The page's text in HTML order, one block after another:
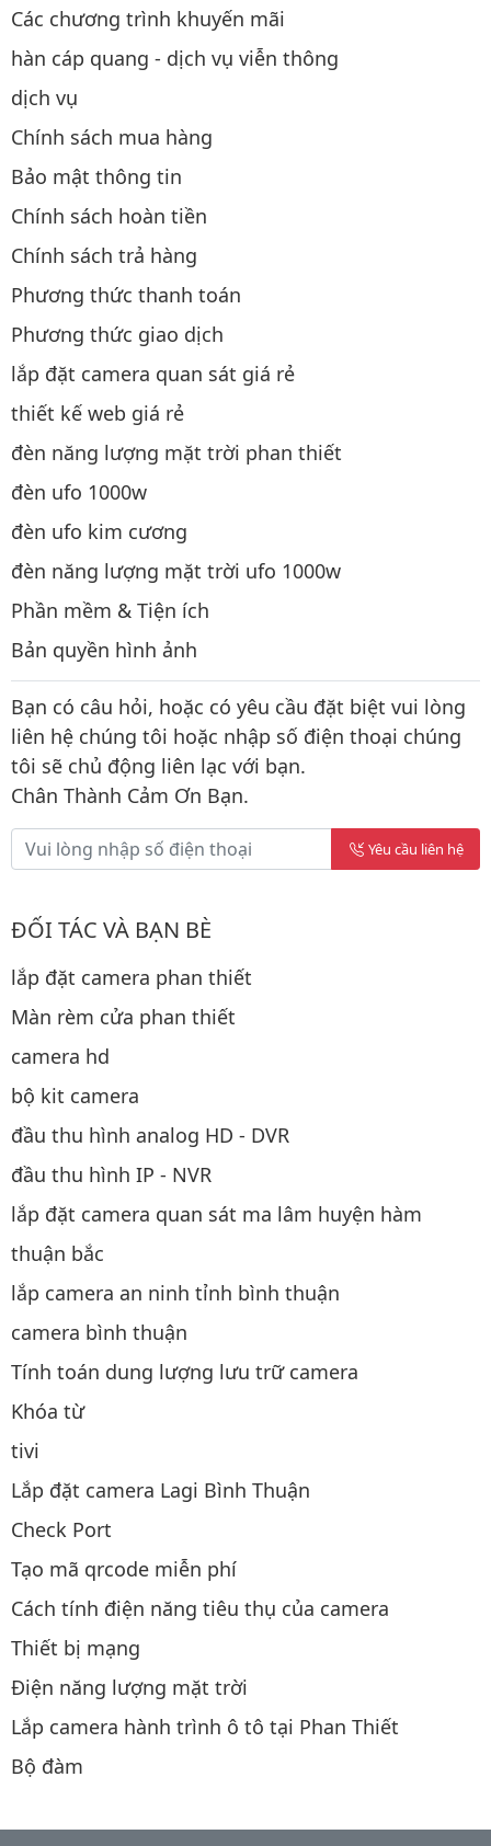
Các chương trình khuyến mãi
hàn cáp quang - dịch vụ viễn thông
dịch vụ
Chính sách mua hàng
Bảo mật thông tin
Chính sách hoàn tiền
Chính sách trả hàng
Phương thức thanh toán
Phương thức giao dịch
lắp đặt camera quan sát giá rẻ
thiết kế web giá rẻ
đèn năng lượng mặt trời phan thiết
đèn ufo 1000w
đèn ufo kim cương
đèn năng lượng mặt trời ufo 1000w
Phần mềm & Tiện ích
Bản quyền hình ảnh
Bạn có câu hỏi, hoặc có yêu cầu đặt biệt vui lòng
liên hệ chúng tôi hoặc nhập số điện thoại chúng
tôi sẽ chủ động liên lạc với bạn.
Chân Thành Cảm Ơn Bạn.
Yêu cầu liên hệ
ĐỐI TÁC VÀ BẠN BÈ
lắp đặt camera phan thiết
Màn rèm cửa phan thiết
camera hd
bộ kit camera
đầu thu hình analog HD - DVR
đầu thu hình IP - NVR
lắp đặt camera quan sát ma lâm huyện hàm
thuận bắc
lắp camera an ninh tỉnh bình thuận
camera bình thuận
Tính toán dung lượng lưu trữ camera
Khóa từ
tivi
Lắp đặt camera Lagi Bình Thuận
Check Port
Tạo mã qrcode miễn phí
Cách tính điện năng tiêu thụ của camera
Thiết bị mạng
Điện năng lượng mặt trời
Lắp camera hành trình ô tô tại Phan Thiết
Bộ đàm